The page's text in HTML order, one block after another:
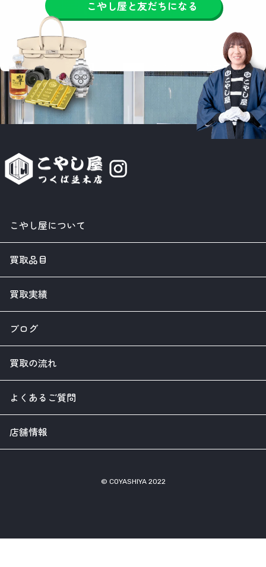
こやし屋と友だちになる
こやし屋について
買取品目
買取実績
ブログ
買取の流れ
よくあるご質問
店舗情報
© COYASHIYA 2022